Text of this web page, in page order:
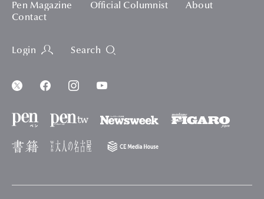
Pen Magazine Official Columnist
About
Contact
Login Search